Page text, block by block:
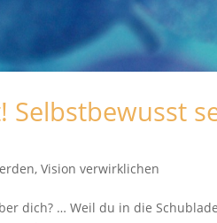
,Vision verwirklichen
dich? … Weil du in die